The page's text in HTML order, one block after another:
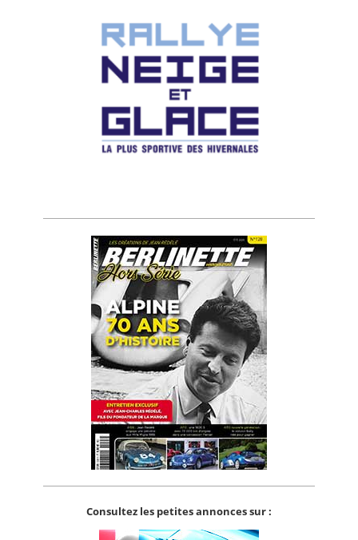
Consultez les petites annonces sur :